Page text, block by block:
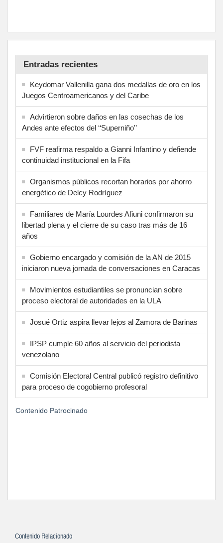
Entradas recientes
Keydomar Vallenilla gana dos medallas de oro en los
Juegos Centroamericanos y del Caribe
Advirtieron sobre daños en las cosechas de los
Andes ante efectos del ‘‘Superniño’’
FVF reafirma respaldo a Gianni Infantino y defiende
continuidad institucional en la Fifa
Organismos públicos recortan horarios por ahorro
energético de Delcy Rodríguez
Familiares de María Lourdes Afiuni confirmaron su
libertad plena y el cierre de su caso tras más de 16
años
Gobierno encargado y comisión de la AN de 2015
iniciaron nueva jornada de conversaciones en Caracas
Movimientos estudiantiles se pronuncian sobre
proceso electoral de autoridades en la ULA
Josué Ortiz aspira llevar lejos al Zamora de Barinas
IPSP cumple 60 años al servicio del periodista
venezolano
Comisión Electoral Central publicó registro definitivo
para proceso de cogobierno profesoral
Contenido Patrocinado
Contenido Relacionado